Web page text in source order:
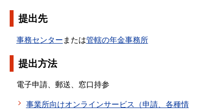
提出先
事務センター または管轄の年金事務所
提出方法
電子申請、郵送、窓口持参
事業所向けオンラインサービス（申請、各種情